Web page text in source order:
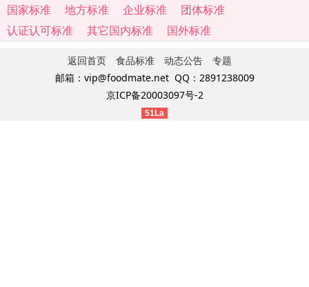
国家标准 地方标准 企业标准
团体标准
认证认可标准
其它国内标准 国外标准
返回首页 食品标准 动态公告
专题
邮箱：vip@foodmate.net QQ：2891238009
京ICP备20003097号-2
51La